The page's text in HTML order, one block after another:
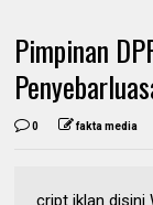
Pimpinan
0 fakta media
cript iklan disini